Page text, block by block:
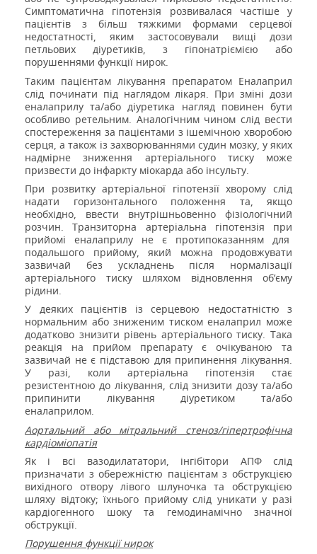
Симптоматична гіпотензія розвивалася частіше у
пацієнтів з більш тяжкими формами серцевої
недостатності, яким застосовували вищі дози
петльових діуретиків, з гіпонатріємією або
порушеннями функції нирок.
Таким пацієнтам лікування препаратом Еналаприл
слід починати під наглядом лікаря. При зміні дози
еналаприлу та/або діуретика нагляд повинен бути
особливо ретельним. Аналогічним чином слід вести
спостереження за пацієнтами з ішемічною хворобою
серця, а також із захворюваннями судин мозку, у яких
надмірне зниження артеріального тиску може
призвести до інфаркту міокарда або інсульту.
При розвитку артеріальної гіпотензії хворому слід
надати горизонтального положення та, якщо
необхідно, ввести внутрішньовенно фізіологічний
розчин. Транзиторна артеріальна гіпотензія при
прийомі еналаприлу не є протипоказанням для
подальшого прийому, який можна продовжувати
зазвичай без ускладнень після нормалізації
артеріального тиску шляхом відновлення об’єму
рідини.
У деяких пацієнтів із серцевою недостатністю з
нормальним або зниженим тиском еналаприл може
додатково знизити рівень артеріального тиску. Така
реакція на прийом препарату є очікуваною та
зазвичай не є підставою для припинення лікування.
У разі, коли артеріальна гіпотензія стає
резистентною до лікування, слід знизити дозу та/або
припинити лікування діуретиком та/або
еналаприлом.
Аортальний або мітральний стеноз/гіпертрофічна
кардіоміопатія
Як і всі вазодилататори, інгібітори АПФ слід
призначати з обережністю пацієнтам з обструкцією
вихідного отвору лівого шлуночка та обструкцією
шляху відтоку; їхнього прийому слід уникати у разі
кардіогенного шоку та гемодинамічно значної
обструкції.
Порушення функції нирок